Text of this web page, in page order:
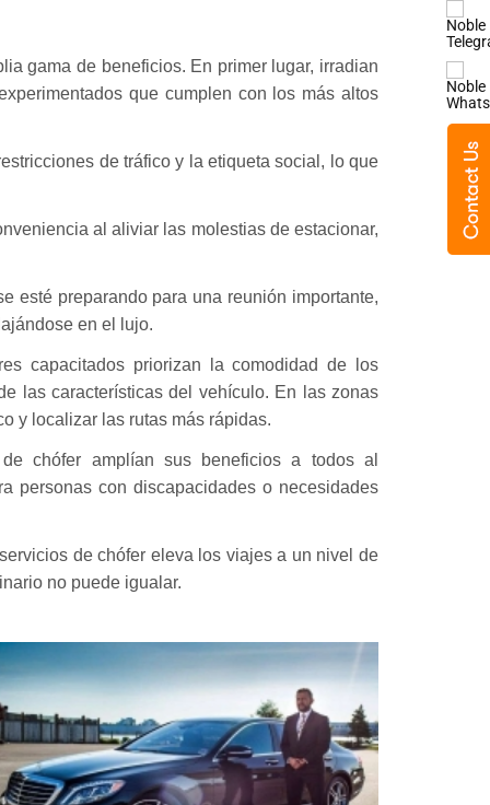
gama de beneficios. En primer lugar, irradian
que cumplen con los más altos
de tráfico y la etiqueta social, lo que
al aliviar las molestias de estacionar,
esté preparando para una reunión importante,
en el lujo.
capacitados priorizan la comodidad de los
las características del vehículo. En las zonas
y localizar las rutas más rápidas.
chófer amplían sus beneficios a todos al
personas con discapacidades o necesidades
de chófer eleva los viajes a un nivel de
no puede igualar.